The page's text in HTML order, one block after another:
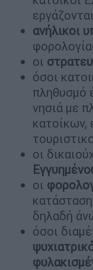
ανήλικοι
οι
όσοι
πληθυσμό
νησιά με
κατοίκων,
οι
οι
δηλαδή
όσοι